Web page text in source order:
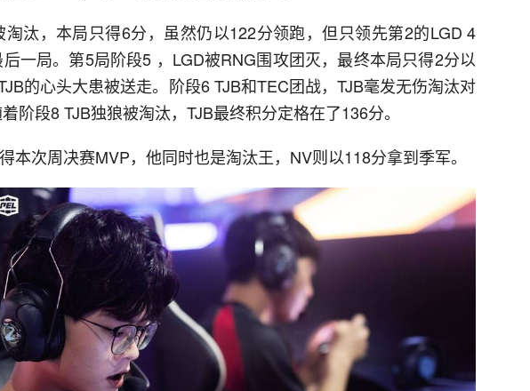
淘汰，本局只得6分，虽然仍以122分领跑，但只领先第2的LGD 4
一局。第5局阶段5 ，LGD被RNG围攻团灭，最终本局只得2分以
的心头大患被送走。阶段6 TJB和TEC团战，TJB毫发无伤淘汰对
阶段8 TJB独狼被淘汰，TJB最终积分定格在了136分。
本次周决赛MVP，他同时也是淘汰王，NV则以118分拿到季军。